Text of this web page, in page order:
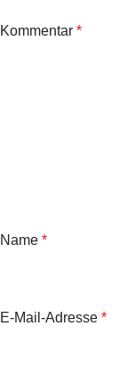
Kommentar *
Name *
E-Mail-Adresse *